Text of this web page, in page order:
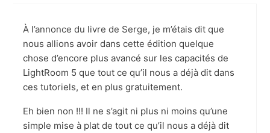
À l’annonce du livre de Serge, je m’étais dit que
nous allions avoir dans cette édition quelque
chose d’encore plus avancé sur les capacités de
LightRoom 5 que tout ce qu’il nous a déjà dit dans
ces tutoriels, et en plus gratuitement.
Eh bien non !!! Il ne s’agit ni plus ni moins qu’une
simple mise à plat de tout ce qu’il nous a déjà dit